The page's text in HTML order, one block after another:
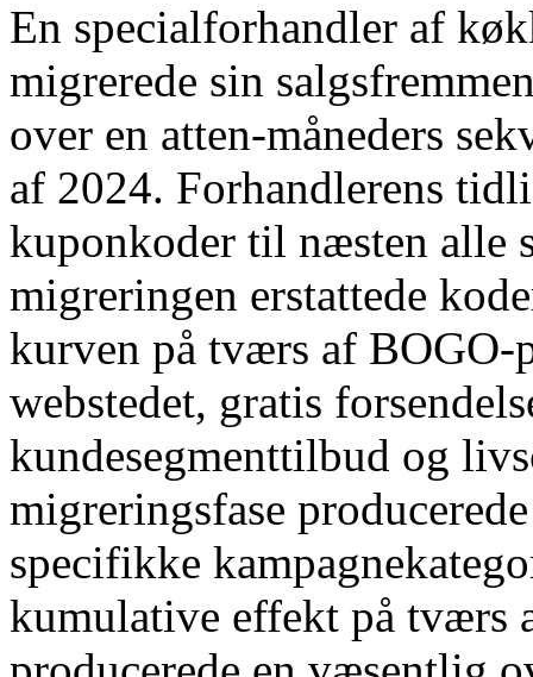
En specialforhandler af
migrerede sin
over en atten-måneders
af ​​2024. Forhandlerens
kuponkoder til næsten alle
migreringen erstattede
kurven på tværs af BOGO-
webstedet, gratis
kundesegmenttilbud og
migreringsfase
specifikke
kumulative effekt på tværs